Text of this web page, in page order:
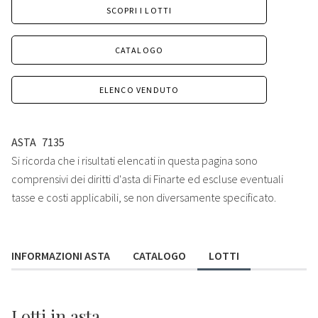
SCOPRI I LOTTI
CATALOGO
ELENCO VENDUTO
ASTA 7135
Si ricorda che i risultati elencati in questa pagina sono
comprensivi dei diritti d'asta di Finarte ed escluse eventuali
tasse e costi applicabili, se non diversamente specificato.
INFORMAZIONI ASTA CATALOGO LOTTI